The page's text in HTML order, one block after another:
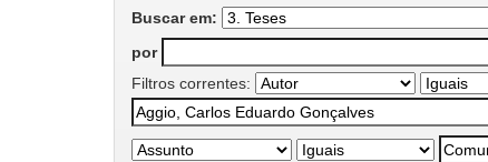
Buscar em:
por
Filtros correntes: